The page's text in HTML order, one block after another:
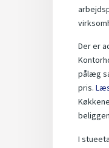
Der er
pålæg
pris.
I